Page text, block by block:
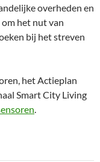
overheden en
het nut van
bij het streven
het Actieplan
Smart City Living
.